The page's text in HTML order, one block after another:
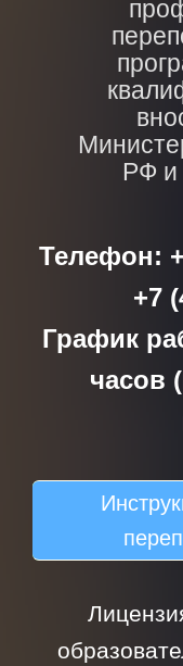
РФ и
Телефон:
+7
График
часов